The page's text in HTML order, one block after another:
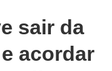
sair da
acordar